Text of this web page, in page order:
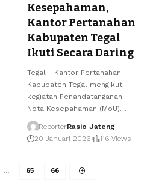
Kesepahaman,
Kantor Pertanahan
Kabupaten Tegal
Ikuti Secara Daring
Tegal - Kantor Pertanahan
Kabupaten Tegal mengikuti
kegiatan Penandatanganan
Nota Kesepahaman (MoU)…
ReporterRasio Jateng
20 Januari 2026
116 Views
… 65 66